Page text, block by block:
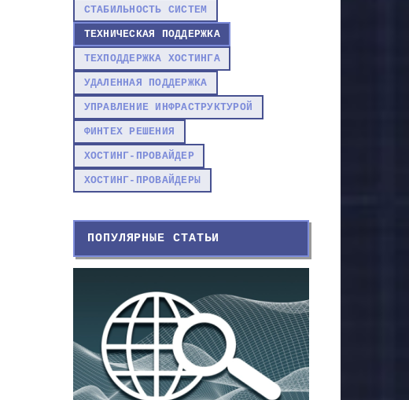
СТАБИЛЬНОСТЬ СИСТЕМ
ТЕХНИЧЕСКАЯ ПОДДЕРЖКА
ТЕХПОДДЕРЖКА ХОСТИНГА
УДАЛЕННАЯ ПОДДЕРЖКА
УПРАВЛЕНИЕ ИНФРАСТРУКТУРОЙ
ФИНТЕХ РЕШЕНИЯ
ХОСТИНГ-ПРОВАЙДЕР
ХОСТИНГ-ПРОВАЙДЕРЫ
ПОПУЛЯРНЫЕ СТАТЬИ